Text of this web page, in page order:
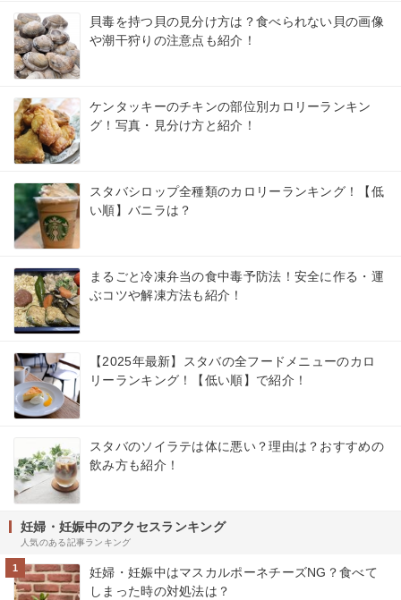
貝毒を持つ貝の見分け方は？食べられない貝の画像
や潮干狩りの注意点も紹介！
ケンタッキーのチキンの部位別カロリーランキン
グ！写真・見分け方と紹介！
スタバシロップ全種類のカロリーランキング！【低
い順】バニラは？
まるごと冷凍弁当の食中毒予防法！安全に作る・運
ぶコツや解凍方法も紹介！
【2025年最新】スタバの全フードメニューのカロ
リーランキング！【低い順】で紹介！
スタバのソイラテは体に悪い？理由は？おすすめの
飲み方も紹介！
妊婦・妊娠中のアクセスランキング
人気のある記事ランキング
1
妊婦・妊娠中はマスカルポーネチーズNG？食べて
しまった時の対処法は？